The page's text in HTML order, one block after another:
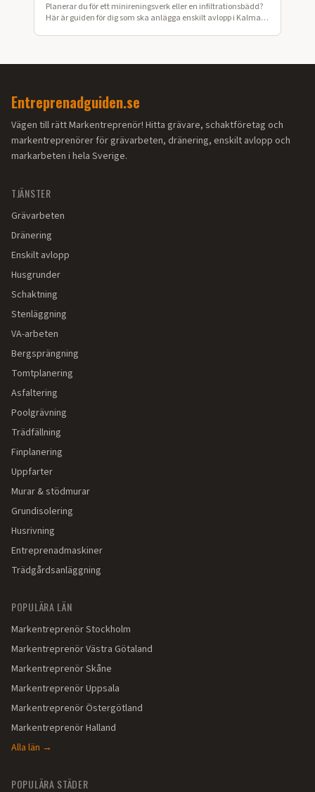
Planerar du för ett minireningsverk eller en infiltrationsbädd?
Här är guiden för dig som ska anlägga enskilt avlopp i Kalmar
Entreprenadguiden.se
Vägen till rätt Markentreprenör! Hitta grävare, schaktföretag och
markentreprenörer för grävarbeten, dränering, enskilt avlopp och
markarbeten i hela Sverige.
TJÄNSTER
Grävarbeten
Dränering
Enskilt avlopp
Husgrunder
Schaktning
Stenläggning
VA-arbeten
Bergsprängning
Tomtplanering
Asfaltering
Poolgrävning
Trädfällning
Finplanering
Uppfarter
Murar & stödmurar
Grundisolering
Husrivning
Entreprenadmaskiner
Trädgårdsanläggning
POPULÄRA LÄN
MarkentreprenörStockholm
MarkentreprenörVästra Götaland
MarkentreprenörSkåne
MarkentreprenörUppsala
MarkentreprenörÖstergötland
MarkentreprenörHalland
Alla län →
POPULÄRA STÄDER